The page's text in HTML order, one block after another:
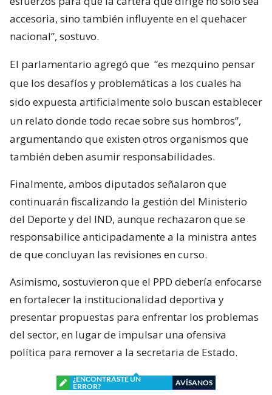
accesoria, sino también influyente en el quehacer
nacional”, sostuvo.
El parlamentario agregó que “es mezquino pensar
que los desafíos y problemáticas a los cuales ha
sido expuesta artificialmente solo buscan establecer
un relato donde todo recae sobre sus hombros”,
argumentando que existen otros organismos que
también deben asumir responsabilidades.
Finalmente, ambos diputados señalaron que
continuarán fiscalizando la gestión del Ministerio
del Deporte y del IND, aunque rechazaron que se
responsabilice anticipadamente a la ministra antes
de que concluyan las revisiones en curso.
Asimismo, sostuvieron que el PPD debería enfocarse
en fortalecer la institucionalidad deportiva y
presentar propuestas para enfrentar los problemas
del sector, en lugar de impulsar una ofensiva
política para remover a la secretaria de Estado.
¿ENCONTRASTE UN
ERROR?
AVÍSANOS